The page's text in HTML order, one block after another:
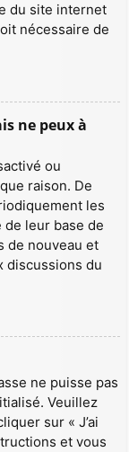
du site internet
nécessaire de
ne peux à
ou
raison. De
les
leur base de
de nouveau et
discussions du
ne puisse pas
Veuillez
sur « J’ai
et vous